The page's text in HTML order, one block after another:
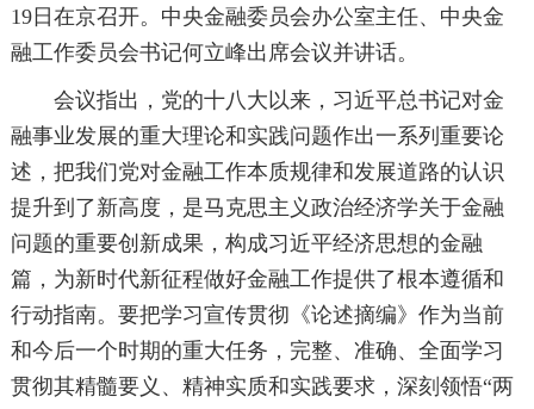
19日在京召开。中央金融委员会办公室主任、中央金
融工作委员会书记何立峰出席会议并讲话。
会议指出，党的十八大以来，习近平总书记对金
融事业发展的重大理论和实践问题作出一系列重要论
述，把我们党对金融工作本质规律和发展道路的认识
提升到了新高度，是马克思主义政治经济学关于金融
问题的重要创新成果，构成习近平经济思想的金融
篇，为新时代新征程做好金融工作提供了根本遵循和
行动指南。要把学习宣传贯彻《论述摘编》作为当前
和今后一个时期的重大任务，完整、准确、全面学习
贯彻其精髓要义、精神实质和实践要求，深刻领悟“两